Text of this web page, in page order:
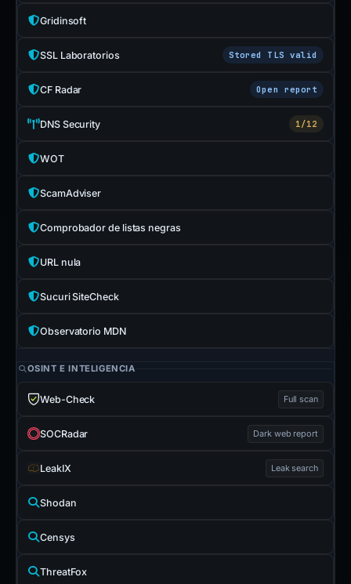
Gridinsoft
SSL Laboratorios Stored TLS valid
CF Radar Open report
DNS Security 1/12
WOT
ScamAdviser
Comprobador de listas negras
URL nula
Sucuri SiteCheck
Observatorio MDN
OSINT E INTELIGENCIA
Web-Check Full scan
SOCRadar Dark web report
LeakIX Leak search
Shodan
Censys
ThreatFox